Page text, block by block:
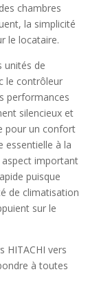
chambres
la simplicité
le locataire.
unités de
le contrôleur
performances
silencieux et
pour un confort
essentielle à la
aspect important
puisque
de climatisation
sur le
HITACHI vers
à toutes